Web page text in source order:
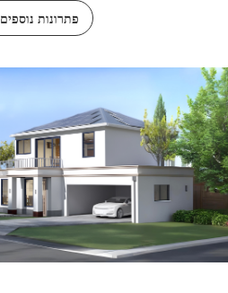
פתרונות נוספים